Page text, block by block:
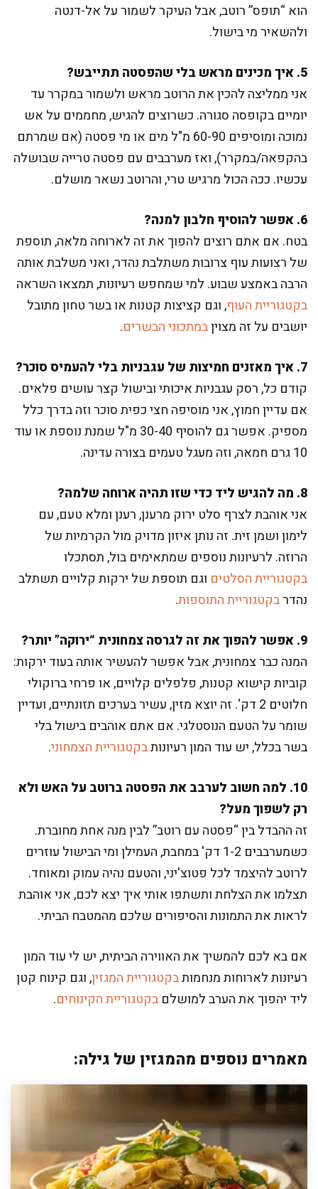
הוא “תופס” רוטב, אבל העיקר לשמור על אל-דנטה
ולהשאיר מי בישול.
5. איך מכינים מראש בלי שהפסטה תתייבש?
אני ממליצה להכין את הרוטב מראש ולשמור במקרר עד
יומיים בקופסה סגורה. כשרוצים להגיש, מחממים על אש
נמוכה ומוסיפים 60-90 מ"ל מים או מי פסטה (אם שמרתם
בהקפאה/במקרר), ואז מערבבים עם פסטה טרייה שבושלה
עכשיו. ככה הכול מרגיש טרי, והרוטב נשאר מושלם.
6. אפשר להוסיף חלבון למנה?
בטח. אם אתם רוצים להפוך את זה לארוחה מלאה, תוספת
של רצועות עוף צרובות משתלבת נהדר, ואני משלבת אותה
הרבה באמצע שבוע. למי שמחפש רעיונות, תמצאו השראה
בקטגוריית העוף, וגם קציצות קטנות או בשר טחון מתובל
יושבים על זה מצויןבמתכוני הבשרים.
7. איך מאזנים חמיצות של עגבניות בלי להעמיס סוכר?
קודם כל, רסק עגבניות איכותי ובישול קצר עושים פלאים.
אם עדיין חמוץ, אני מוסיפה חצי כפית סוכר וזה בדרך כלל
מספיק. אפשר גם להוסיף 30-40 מ"ל שמנת נוספת או עוד
10 גרם חמאה, וזה מעגל טעמים בצורה עדינה.
8. מה להגיש ליד כדי שזו תהיה ארוחה שלמה?
אני אוהבת לצרף סלט ירוק מרענן, רענן ומלא טעם, עם
לימון ושמן זית. זה נותן איזון מדויק מול הקרמיות של
הרוזה. לרעיונות נוספים שמתאימים בול, תסתכלו
בקטגוריית הסלטים וגם תוספת של ירקות קלויים תשתלב
נהדרבקטגוריית התוספות.
9. אפשר להפוך את זה לגרסה צמחונית “ירוקה” יותר?
המנה כבר צמחונית, אבל אפשר להעשיר אותה בעוד ירקות:
קוביות קישוא קטנות, פלפלים קלויים, או פרחי ברוקולי
חלוטים 2 דק'. זה יוצא מזין, עשיר בערכים תזונתיים, ועדיין
שומר על הטעם הנוסטלגי. אם אתם אוהבים בישול בלי
בשר בכלל, יש עוד המון רעיונותבקטגוריית הצמחוני.
10. למה חשוב לערבב את הפסטה ברוטב על האש ולא
רק לשפוך מעל?
זה ההבדל בין “פסטה עם רוטב” לבין מנה אחת מחוברת.
כשמערבבים 1-2 דק' במחבת, העמילן ומי הבישול עוזרים
לרוטב להיצמד לכל פטוצ'יני, והטעם נהיה עמוק ומאוחד.
תצלמו את הצלחת ותשתפו אותי איך יצא לכם, אני אוהבת
לראות את התמונות והסיפורים שלכם מהמטבח הביתי.
אם בא לכם להמשיך את האווירה הביתית, יש לי עוד המון
רעיונות לארוחות מנחמותבקטגוריית המגזין, וגם קינוח קטן
ליד יהפוך את הערב למושלם בקטגוריית הקינוחים.
מאמרים נוספים מהמגזין של גילה: